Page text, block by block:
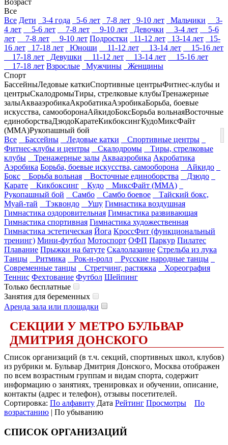
Возраст
Все
Все Дети 3-4 года 5-6 лет 7-8 лет 9-10 лет Мальчики
3-
4 лет
5-6 лет 7-8 лет 9-10 лет Девочки 3-4 лет
5-6
лет
7-8 лет 9-10 лет Подростки 11-12 лет 13-14 лет
15-
16 лет
17-18 лет Юноши 11-12 лет 13-14 лет
15-16 лет
17-18 лет
Девушки 11-12 лет 13-14 лет
15-16 лет
17-18 лет Взрослые Мужчины
Женщины
Спорт
БассейныЛедовые каткиСпортивные центрыФитнес-клубы и
центрыСкалодромыТиры, стрелковые клубыТренажерные
залыАквааэробикаАкробатикаАэробикаБорьба, боевые
искусства, самооборонаАйкидоБоксБорьба вольнаяВосточные
единоборстваДзюдоКаратеКикбоксингКудоМиксФайт
(ММА)Рукопашный бой
Все
Бассейны Ледовые катки
Спортивные центры
Фитнес-клубы и центры
Скалодромы
Тиры, стрелковые
клубы
Тренажерные залы Аквааэробика Акробатика
Аэробика Борьба, боевые искусства, самооборона
Айкидо
Бокс
Борьба вольная Восточные единоборства
Дзюдо
Карате
Кикбоксинг Кудо
МиксФайт (ММА)
Рукопашный бой
Самбо Самбо боевое
Тайский бокс,
Муай-тай
Тэквондо Ушу Гимнастика воздушная
Гимнастика оздоровительная Гимнастика развивающая
Гимнастика спортивная Гимнастика художественная
Гимнастика эстетическая Йога КроссФит (функциональный
тренинг) Мини-футбол Мотоспорт ОФП Паркур Пилатес
Плавание Прыжки на батуте Скалолазание Стрельба из лука
Танцы
Ритмика Рок-н-ролл
Русские народные танцы
Современные танцы
Стретчинг, растяжка
Хореография
Теннис Фехтование Футбол Шейпинг
Только бесплатные
Занятия для беременных
Аренда зала или площадки
СЕКЦИИ У МЕТРО БУЛЬВАР
ДМИТРИЯ ДОНСКОГО
Список организаций (в т.ч. секций, спортивных школ, клубов)
из рубрики м. Бульвар Дмитрия Донского, Москва отображен
по всем возрастным группам и видам спорта, содержит
информацию о занятиях, тренировках и обучении, описание,
контакты (адрес и телефон), отзывы посетителей.
Сортировка: По алфавиту Дата Рейтинг Просмотры
По
возрастанию | По убыванию
СПИСОК ОРГАНИЗАЦИЙ